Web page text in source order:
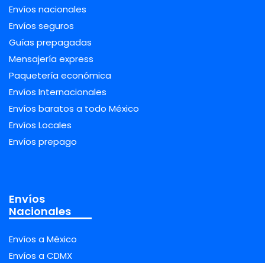
Envíos nacionales
Envíos seguros
Guías prepagadas
Mensajería express
Paquetería económica
Envíos Internacionales
Envíos baratos a todo México
Envíos Locales
Envíos prepago
Envíos
Nacionales
Envíos a México
Envíos a CDMX